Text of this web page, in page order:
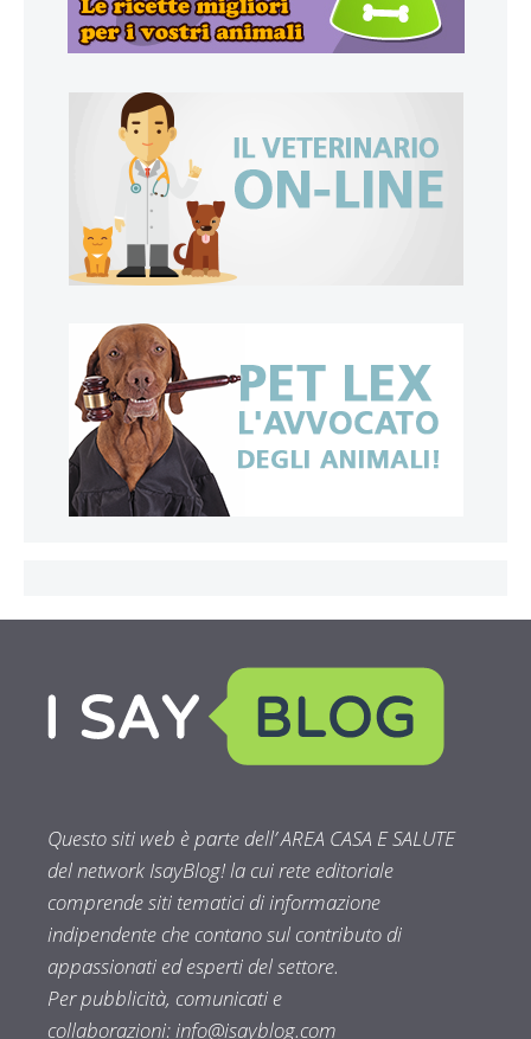
Questo siti web è parte dell’ AREA CASA E SALUTE
del network IsayBlog! la cui rete editoriale
comprende siti tematici di informazione
indipendente che contano sul contributo di
appassionati ed esperti del settore.
Per pubblicità, comunicati e
collaborazioni:info@isayblog.com